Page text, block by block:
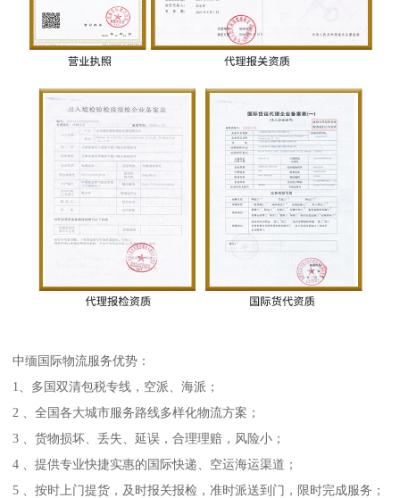
中缅国际物流服务优势：
1、多国双清包税专线，空派、海派；
2 、全国各大城市服务路线多样化物流方案；
3 、货物损坏、丢失、延误，合理理赔，风险小；
4 、提供专业快捷实惠的国际快递、空运海运渠道；
5 、按时上门提货，及时报关报检，准时派送到门，限时完成服务；